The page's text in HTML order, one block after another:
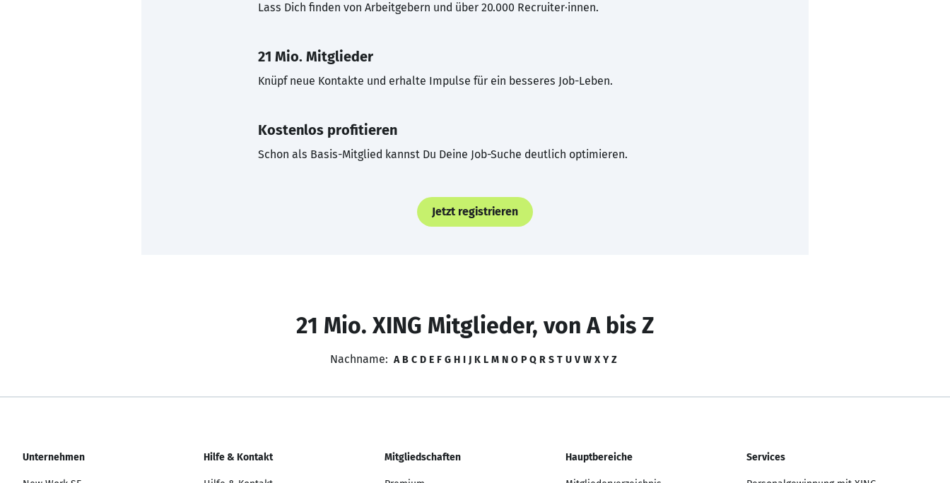
Lass Dich finden von Arbeitgebern und über 20.000 Recruiter·innen.
21 Mio. Mitglieder
Knüpf neue Kontakte und erhalte Impulse für ein besseres Job-Leben.
Kostenlos profitieren
Schon als Basis-Mitglied kannst Du Deine Job-Suche deutlich optimieren.
Jetzt registrieren
21 Mio. XING Mitglieder, von A bis Z
Nachname: A B C D E F G H I J K L M N O P Q R S T U V W X Y Z
Unternehmen Hilfe & Kontakt Mitgliedschaften Hauptbereiche Services